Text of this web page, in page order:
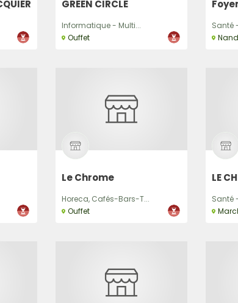
GREEN CIRCLE
Informatique - Multi...
Ouffet
Santé
Le Chrome
Horeca, Cafés-Bars-T...
Ouffet
LE
Santé